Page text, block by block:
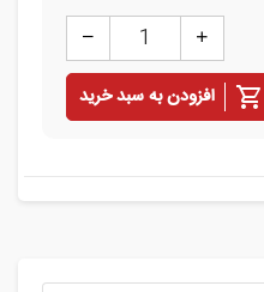
افزودن به سبد خرید